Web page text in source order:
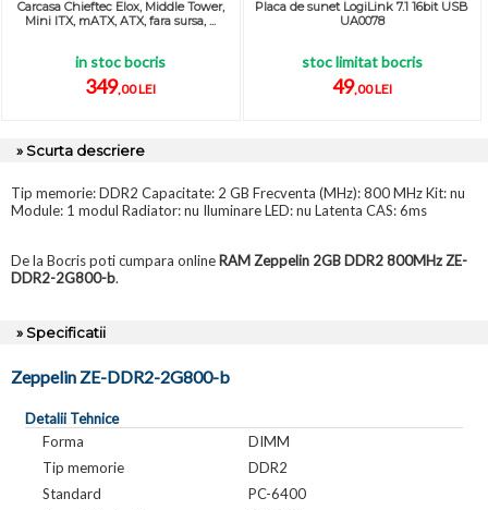
Carcasa Chieftec Elox, Middle Tower,
Mini ITX, mATX, ATX, fara sursa, ...
in stoc bocris
349,00 LEI
Placa de sunet LogiLink 7.1 16bit USB
UA0078
stoc limitat bocris
49,00 LEI
» Scurta descriere
Tip memorie: DDR2 Capacitate: 2 GB Frecventa (MHz): 800 MHz Kit: nu
Module: 1 modul Radiator: nu Iluminare LED: nu Latenta CAS: 6ms
De la Bocris poti cumpara online RAM Zeppelin 2GB DDR2 800MHz ZE-
DDR2-2G800-b.
» Specificatii
Zeppelin ZE-DDR2-2G800-b
Detalii Tehnice
Forma
DIMM
Tip memorie
DDR2
Standard
PC-6400